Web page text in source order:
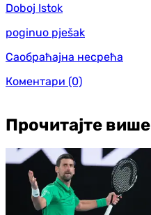
Doboj Istok
poginuo pješak
Саобраћајна несрећа
Коментари (0)
Прочитајте више